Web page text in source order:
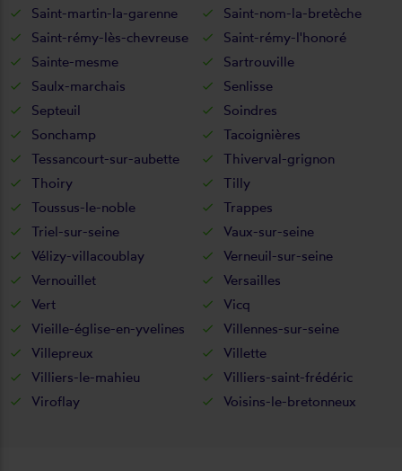
Saint-martin-la-garenne
Saint-nom-la-bretèche
Saint-rémy-lès-chevreuse
Saint-rémy-l'honoré
Sainte-mesme
Sartrouville
Saulx-marchais
Senlisse
Septeuil
Soindres
Sonchamp
Tacoignières
Tessancourt-sur-aubette
Thiverval-grignon
Thoiry
Tilly
Toussus-le-noble
Trappes
Triel-sur-seine
Vaux-sur-seine
Vélizy-villacoublay
Verneuil-sur-seine
Vernouillet
Versailles
Vert
Vicq
Vieille-église-en-yvelines
Villennes-sur-seine
Villepreux
Villette
Villiers-le-mahieu
Villiers-saint-frédéric
Viroflay
Voisins-le-bretonneux